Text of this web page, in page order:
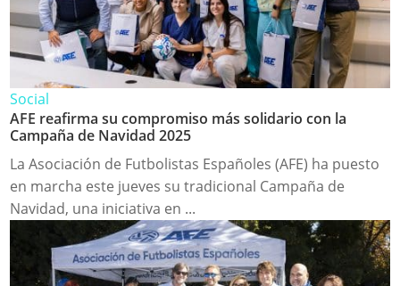
Social
AFE reafirma su compromiso más solidario con la
Campaña de Navidad 2025
La Asociación de Futbolistas Españoles (AFE) ha puesto
en marcha este jueves su tradicional Campaña de
Navidad, una iniciativa en ...